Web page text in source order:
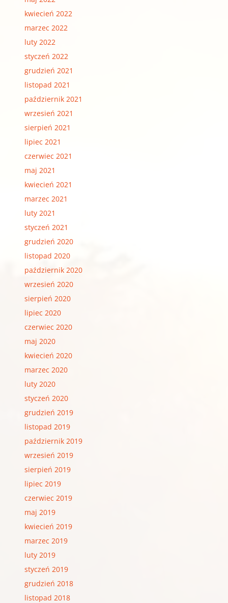
kwiecień 2022
marzec 2022
luty 2022
styczeń 2022
grudzień 2021
listopad 2021
październik 2021
wrzesień 2021
sierpień 2021
lipiec 2021
czerwiec 2021
maj 2021
kwiecień 2021
marzec 2021
luty 2021
styczeń 2021
grudzień 2020
listopad 2020
październik 2020
wrzesień 2020
sierpień 2020
lipiec 2020
czerwiec 2020
maj 2020
kwiecień 2020
marzec 2020
luty 2020
styczeń 2020
grudzień 2019
listopad 2019
październik 2019
wrzesień 2019
sierpień 2019
lipiec 2019
czerwiec 2019
maj 2019
kwiecień 2019
marzec 2019
luty 2019
styczeń 2019
grudzień 2018
listopad 2018